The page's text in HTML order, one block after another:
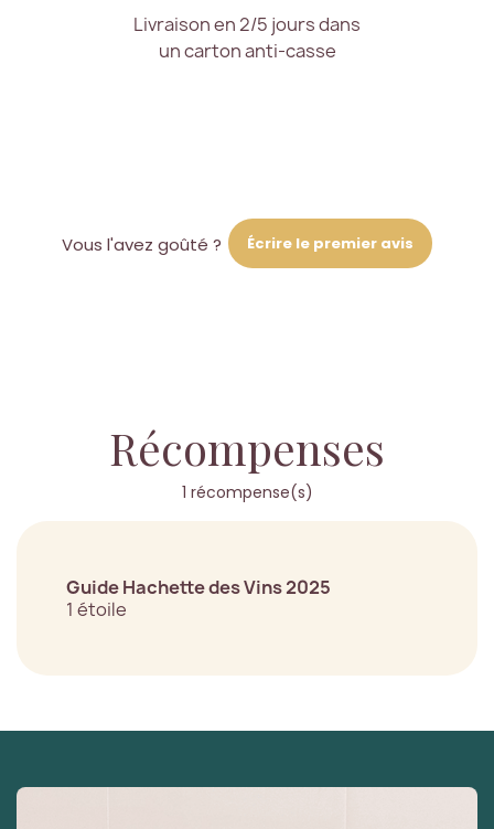
Livraison en 2/5 jours dans
un carton anti-casse
Vous l'avez goûté ? Écrire le premier avis
Récompenses
1 récompense(s)
Guide Hachette des Vins 2025
1 étoile